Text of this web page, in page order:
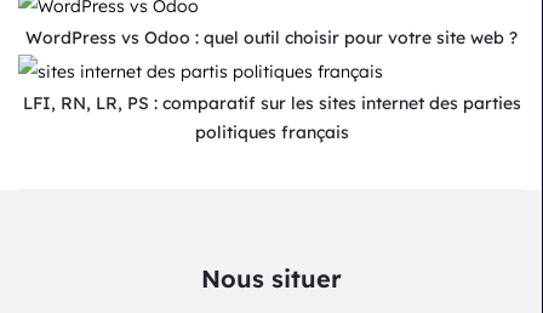
WordPress vs Odoo : quel outil choisir pour votre site web ?
LFI, RN, LR, PS : comparatif sur les sites internet des parties
politiques français
Nous situer